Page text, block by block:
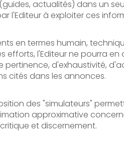
actualités) dans un
l'Editeur à exploiter ces
en termes humain,
efforts, l'Editeur ne pourra
d'exhaustivité,
cités dans les annonces.
des "simulateurs"
approximative
et discernement.